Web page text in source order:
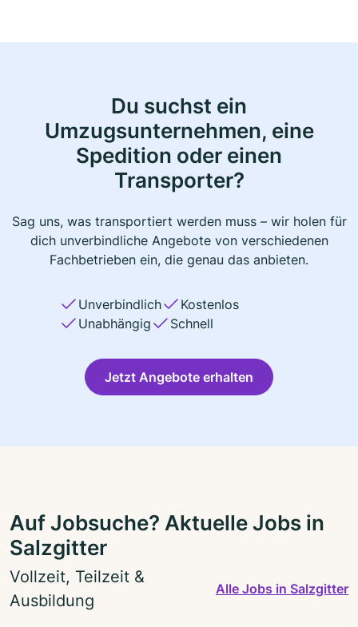
Du suchst ein
Umzugsunternehmen, eine
Spedition oder einen
Transporter?
Sag uns, was transportiert werden muss – wir holen für
dich unverbindliche Angebote von verschiedenen
Fachbetrieben ein, die genau das anbieten.
Unverbindlich
Kostenlos
Unabhängig
Schnell
Jetzt Angebote erhalten
Auf Jobsuche? Aktuelle Jobs in
Salzgitter
Vollzeit, Teilzeit &
Ausbildung
Alle Jobs in Salzgitter